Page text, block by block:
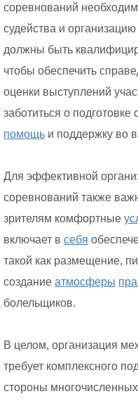
соревнований
судейства и
должны быть
чтобы обеспечить
оценки выступлений
заботиться о
помощь и поддержку во
Для эффективной
соревнований также
зрителям комфортные
включает в себя
такой как размещение,
создание атмосферы
болельщиков.
В целом, организация
требует комплексного
стороны